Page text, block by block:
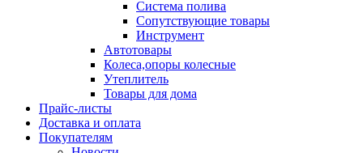
Система полива
Сопутствующие товары
Инструмент
Автотовары
Колеса,опоры колесные
Утеплитель
Товары для дома
Прайс-листы
Доставка и оплата
Покупателям